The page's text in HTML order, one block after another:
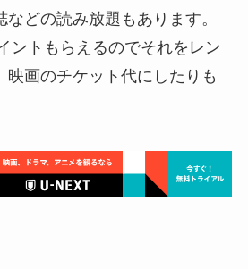
どの読み放題もあります。
ントもらえるのでそれをレン
映画のチケット代にしたりも